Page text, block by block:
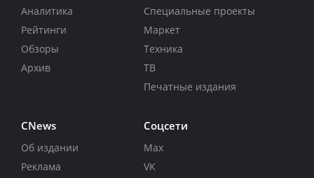
Аналитика
Рейтинги
Обзоры
Архив
Специальные проекты
Маркет
Техника
ТВ
Печатные издания
CNews
Об издании
Реклама
Соцсети
Max
VK